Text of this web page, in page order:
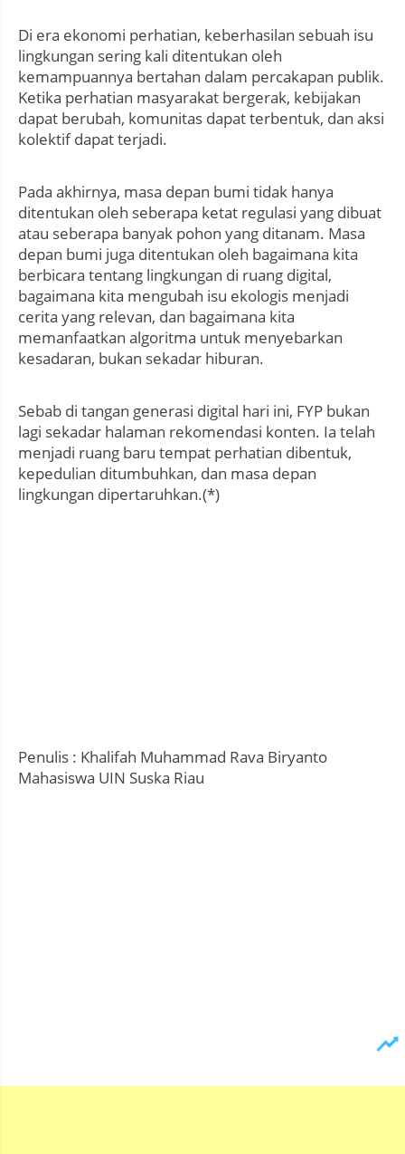
Di era ekonomi perhatian, keberhasilan sebuah isu
lingkungan sering kali ditentukan oleh
kemampuannya bertahan dalam percakapan publik.
Ketika perhatian masyarakat bergerak, kebijakan
dapat berubah, komunitas dapat terbentuk, dan aksi
kolektif dapat terjadi.
Pada akhirnya, masa depan bumi tidak hanya
ditentukan oleh seberapa ketat regulasi yang dibuat
atau seberapa banyak pohon yang ditanam. Masa
depan bumi juga ditentukan oleh bagaimana kita
berbicara tentang lingkungan di ruang digital,
bagaimana kita mengubah isu ekologis menjadi
cerita yang relevan, dan bagaimana kita
memanfaatkan algoritma untuk menyebarkan
kesadaran, bukan sekadar hiburan.
Sebab di tangan generasi digital hari ini, FYP bukan
lagi sekadar halaman rekomendasi konten. Ia telah
menjadi ruang baru tempat perhatian dibentuk,
kepedulian ditumbuhkan, dan masa depan
lingkungan dipertaruhkan.(*)
Penulis : Khalifah Muhammad Rava Biryanto
Mahasiswa UIN Suska Riau